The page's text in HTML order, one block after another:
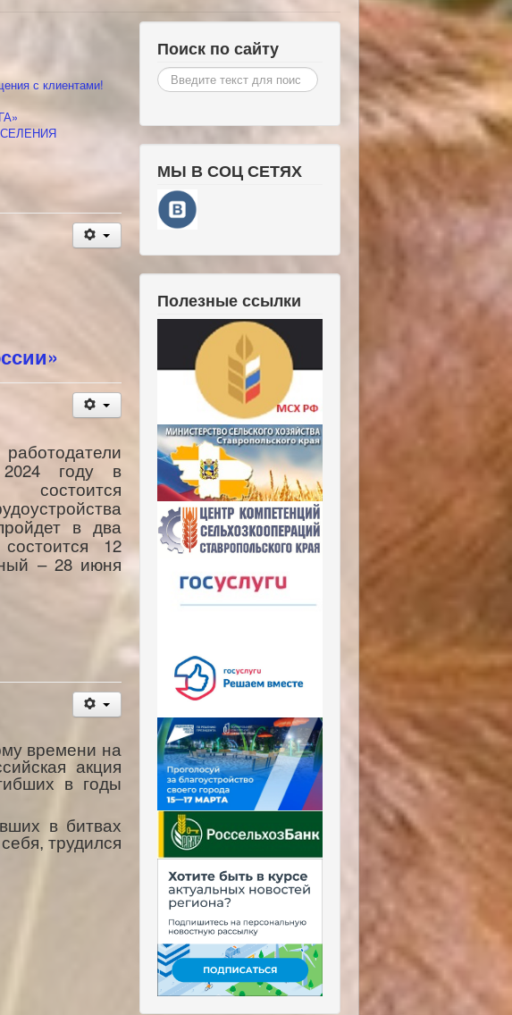
с клиентами!
2024 году в
в два
12
– 28 июня
времени на
акция
в годы
в битвах
трудился
Поиск по сайту
Искать...
МЫ В СОЦ СЕТЯХ
Полезные ссылки